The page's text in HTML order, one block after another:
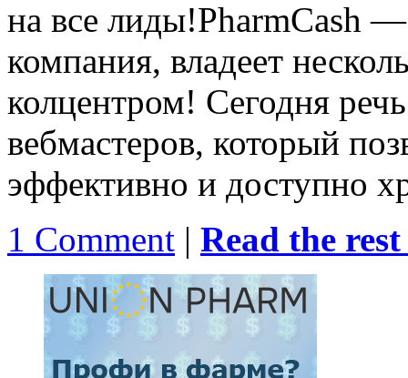
на все лиды!PharmCash
компания, владеет
колцентром! Сегодня
вебмастеров, который
эффективно и доступно
1 Comment | Read the